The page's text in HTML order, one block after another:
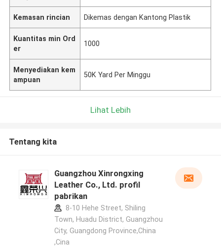
Kemasan rincian Dikemas dengan Kantong Plastik
Kuantitas min Ord
er
1000
Menyediakan kem
ampuan
50K Yard Per Minggu
Lihat Lebih
Tentang kita
Guangzhou Xinrongxing
Leather Co., Ltd. profil
pabrikan
8-10 Hehe Street, Shiling
Town, Huadu District, Guangzhou
City, Guangdong Province,China
,Cina